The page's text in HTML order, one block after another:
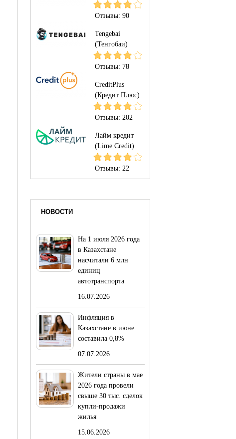
Отзывы: 90
Tengebai
(Тенгобаи)
Отзывы: 78
CreditPlus
(Кредит Плюс)
Отзывы: 202
Лайм кредит
(Lime Credit)
Отзывы: 22
НОВОСТИ
На 1 июля 2026 года
в Казахстане
насчитали 6 млн
единиц
автотранспорта
16.07.2026
Инфляция в
Казахстане в июне
составила 0,8%
07.07.2026
Жители страны в мае
2026 года провели
свыше 30 тыс. сделок
купли-продажи
жилья
15.06.2026